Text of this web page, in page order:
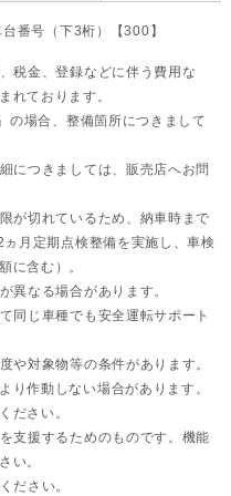
番号（下3桁）【300】
税金、登録などに伴う費用な
れております。
の場合、整備箇所につきまして
につきましては、販売店へお問
が切れているため、納車時まで
月定期点検整備を実施し、車検
に含む）。
異なる場合があります。
同じ車種でも安全運転サポート
や対象物等の条件があります。
り作動しない場合があります。
ださい。
支援するためのものです。機能
い。
ださい。